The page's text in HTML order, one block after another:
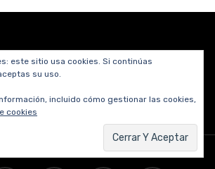
2026 César Dergarabedian.
porCake Division
este sitio usa cookies. Si continúas
su uso.
incluido cómo gestionar las cookies,
cookies